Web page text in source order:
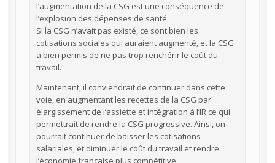
l’augmentation de la CSG est une conséquence de
l’explosion des dépenses de santé.
Si la CSG n’avait pas existé, ce sont bien les
cotisations sociales qui auraient augmenté, et la CSG
a bien permis de ne pas trop renchérir le coût du
travail.
Maintenant, il conviendrait de continuer dans cette
voie, en augmentant les recettes de la CSG par
élargissement de l’assiette et intégration à l’IR ce qui
permettrait de rendre la CSG progressive. Ainsi, on
pourrait continuer de baisser les cotisations
salariales, et diminuer le coût du travail et rendre